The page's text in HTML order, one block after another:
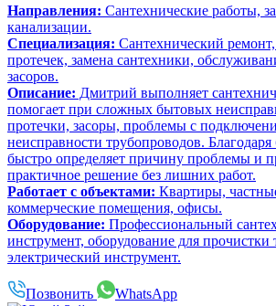
Направления: Сантехнические работы,
канализации.
Специализация: Сантехнический
протечек, замена сантехники,
засоров.
Описание: Дмитрий выполняет
помогает при сложных бытовых
протечки, засоры, проблемы с
неисправности трубопроводов.
быстро определяет причину проблемы и
практичное решение без лишних работ.
Работает с объектами: Квартиры,
коммерческие помещения, офисы.
Оборудование: Профессиональный
инструмент, оборудование для прочистки
электрический инструмент.
Позвонить WhatsApp